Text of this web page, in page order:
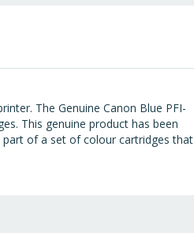
The Genuine Canon Blue PFI-
This genuine product has been
of a set of colour cartridges that